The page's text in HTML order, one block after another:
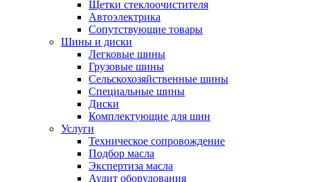
Щетки стеклоочистителя
Автоэлектрика
Сопутствующие товары
Шины и диски
Легковые шины
Грузовые шины
Сельскохозяйственные шины
Специальные шины
Диски
Комплектующие для шин
Услуги
Техническое сопровождение
Подбор масла
Экспертиза масла
Аудит оборудования